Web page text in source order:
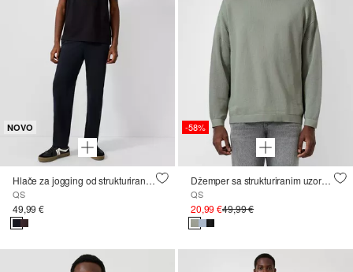
NOVO
Hlače za jogging od strukturiranog žerseja
QS
49,99 €
-58%
Džemper sa strukturiranim uzorkom
QS
20,99 €49,99 €